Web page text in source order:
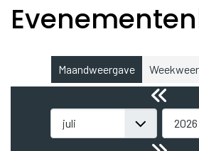
Maandweergave